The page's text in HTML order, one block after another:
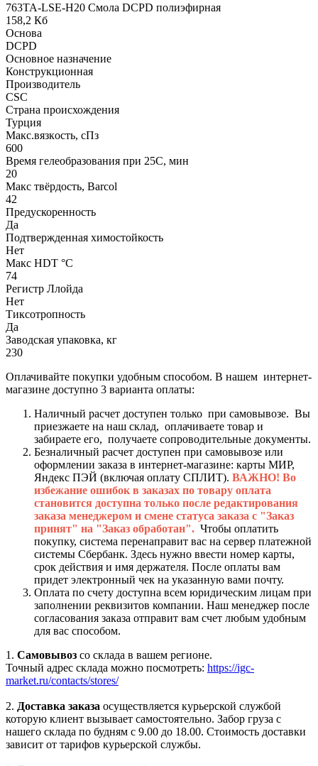
763TA-LSE-H20 Смола DCPD полиэфирная
158,2 Кб
Основа
DCPD
Основное назначение
Конструкционная
Производитель
CSC
Страна происхождения
Турция
Макс.вязкoсть, сПз
600
Время гелеобразования при 25С, мин
20
Макс твёрдость, Barcol
42
Предускоренность
Да
Подтвержденная химостойкость
Нет
Макс HDT °С
74
Регистр Ллойда
Нет
Тиксотропность
Да
Заводская упаковка, кг
230
Оплачивайте покупки удобным способом. В нашем интернет-
магазине доступно 3 варианта оплаты:
Наличный расчет доступен только при самовывозе. Вы
приезжаете на наш склад, оплачиваете товар и
забираете его, получаете сопроводительные документы.
Безналичный расчет доступен при самовывозе или
оформлении заказа в интернет-магазине: карты МИР,
Яндекс ПЭЙ (включая оплату СПЛИТ). ВАЖНО! Во
избежание ошибок в заказах по товару оплата
становится доступна только после редактирования
заказа менеджером и смене статуса заказа с "Заказ
принят" на "Заказ обработан". Чтобы оплатить
покупку, система перенаправит вас на сервер платежной
системы Сбербанк. Здесь нужно ввести номер карты,
срок действия и имя держателя. После оплаты вам
придет электронный чек на указанную вами почту.
Оплата по счету доступна всем юридическим лицам при
заполнении реквизитов компании. Наш менеджер после
согласования заказа отправит вам счет любым удобным
для вас способом.
1. Самовывоз со склада в вашем регионе.
Точный адрес склада можно посмотреть: https://igc-
market.ru/contacts/stores/
2. Доставка заказа осуществляется курьерской службой
которую клиент вызывает самостоятельно. Забор груза с
нашего склада по будням с 9.00 до 18.00. Стоимость доставки
зависит от тарифов курьерской службы.